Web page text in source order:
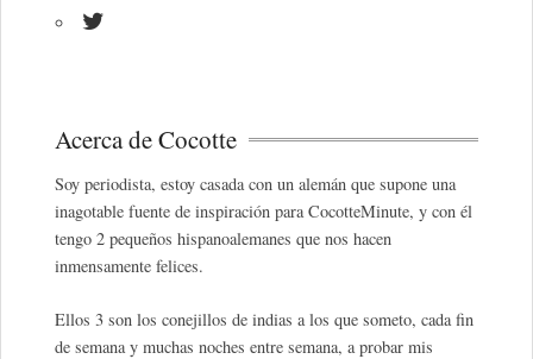
Acerca de Cocotte
Soy periodista, estoy casada con un alemán que supone una
inagotable fuente de inspiración para CocotteMinute, y con él
tengo 2 pequeños hispanoalemanes que nos hacen
inmensamente felices.
Ellos 3 son los conejillos de indias a los que someto, cada fin
de semana y muchas noches entre semana, a probar mis